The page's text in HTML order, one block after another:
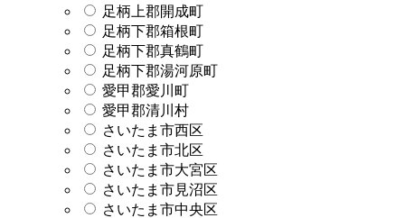
足柄上郡開成町
足柄下郡箱根町
足柄下郡真鶴町
足柄下郡湯河原町
愛甲郡愛川町
愛甲郡清川村
さいたま市西区
さいたま市北区
さいたま市大宮区
さいたま市見沼区
さいたま市中央区